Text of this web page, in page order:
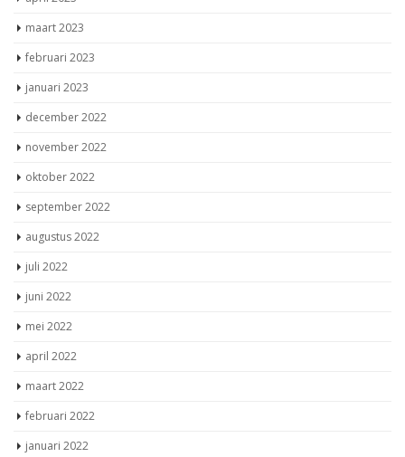
maart 2023
februari 2023
januari 2023
december 2022
november 2022
oktober 2022
september 2022
augustus 2022
juli 2022
juni 2022
mei 2022
april 2022
maart 2022
februari 2022
januari 2022